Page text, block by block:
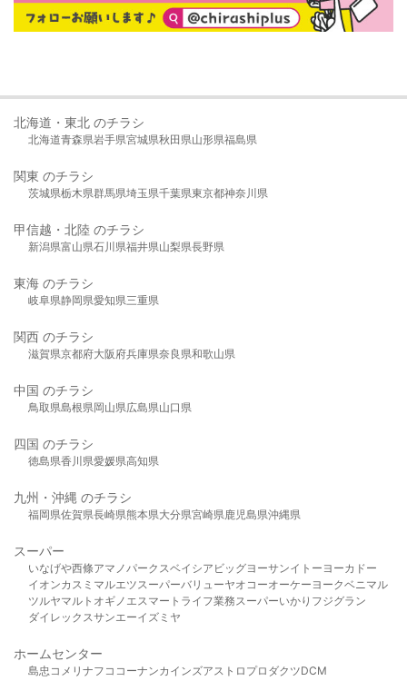
北海道・東北 のチラシ
北海道青森県岩手県宮城県秋田県山形県福島県
関東 のチラシ
茨城県栃木県群馬県埼玉県千葉県東京都神奈川県
甲信越・北陸 のチラシ
新潟県富山県石川県福井県山梨県長野県
東海 のチラシ
岐阜県静岡県愛知県三重県
関西 のチラシ
滋賀県京都府大阪府兵庫県奈良県和歌山県
中国 のチラシ
鳥取県島根県岡山県広島県山口県
四国 のチラシ
徳島県香川県愛媛県高知県
九州・沖縄 のチラシ
福岡県佐賀県長崎県熊本県大分県宮崎県鹿児島県沖縄県
スーパー
いなげや西條アマノパークスベイシア ビッグヨーサンイトーヨーカドー
イオンカスミ マルエツスーパーバリューヤオコーオーケー ヨークベニマル
ツルヤマルト オギノ エスマート ライフ業務スーパーいかり フジグラン
ダイレックスサンエーイズミヤ
ホームセンター
島忠 コメリ ナフコ コーナンカインズアストロプロダクツDCM